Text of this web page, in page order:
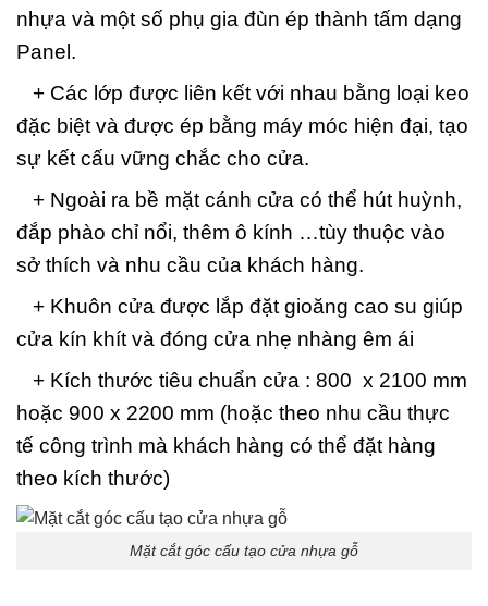
nhựa và một số phụ gia đùn ép thành tấm dạng
Panel.
+ Các lớp được liên kết với nhau bằng loại keo
đặc biệt và được ép bằng máy móc hiện đại, tạo
sự kết cấu vững chắc cho cửa.
+ Ngoài ra bề mặt cánh cửa có thể hút huỳnh,
đắp phào chỉ nổi, thêm ô kính …tùy thuộc vào
sở thích và nhu cầu của khách hàng.
+ Khuôn cửa được lắp đặt gioăng cao su giúp
cửa kín khít và đóng cửa nhẹ nhàng êm ái
+ Kích thước tiêu chuẩn cửa : 800 x 2100 mm
hoặc 900 x 2200 mm (hoặc theo nhu cầu thực
tế công trình mà khách hàng có thể đặt hàng
theo kích thước)
Mặt cắt góc cấu tạo cửa nhựa gỗ